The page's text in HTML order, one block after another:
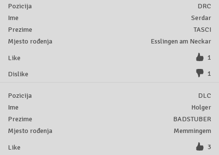
DRC
Serdar
TASCI
Esslingen am Neckar
1
1
DLC
Holger
BADSTUBER
Memmingem
3